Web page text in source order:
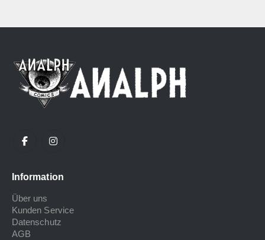
Information
Über uns
Kunden Service
Datenschutz
AGB